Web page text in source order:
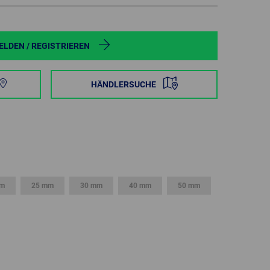
SWEDEN
SWITZERLAND
/ REGISTRIEREN
HÄNDLERSUCHE
25 mm 30 mm 40 mm 50 mm